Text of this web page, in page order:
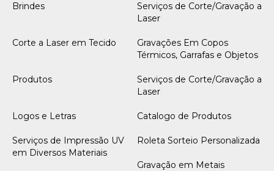
Brindes
Serviços de Corte/Gravação a
Laser
Corte a Laser em Tecido
Gravações Em Copos
Térmicos, Garrafas e Objetos
Produtos
Serviços de Corte/Gravação a
Laser
Logos e Letras Catalogo de Produtos
Serviços de Impressão UV
em Diversos Materiais
Roleta Sorteio Personalizada
Gravação em Metais